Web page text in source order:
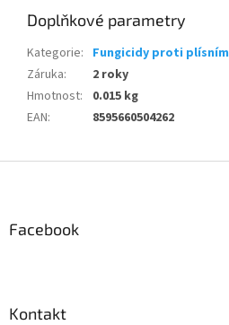
Doplňkové parametry
Kategorie: Fungicidy proti plísním
Záruka:
2 roky
Hmotnost:
0.015 kg
EAN: 8595660504262
Facebook
Kontakt